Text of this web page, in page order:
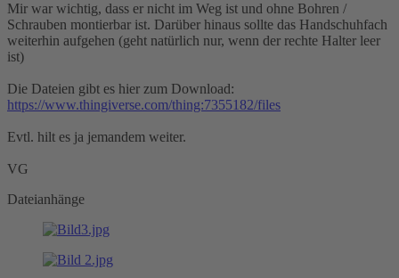
Mir war wichtig, dass er nicht im Weg ist und ohne Bohren /
Schrauben montierbar ist. Darüber hinaus sollte das Handschuhfach
weiterhin aufgehen (geht natürlich nur, wenn der rechte Halter leer
ist)
Die Dateien gibt es hier zum Download:
https://www.thingiverse.com/thing:7355182/files
Evtl. hilt es ja jemandem weiter.
VG
Dateianhänge